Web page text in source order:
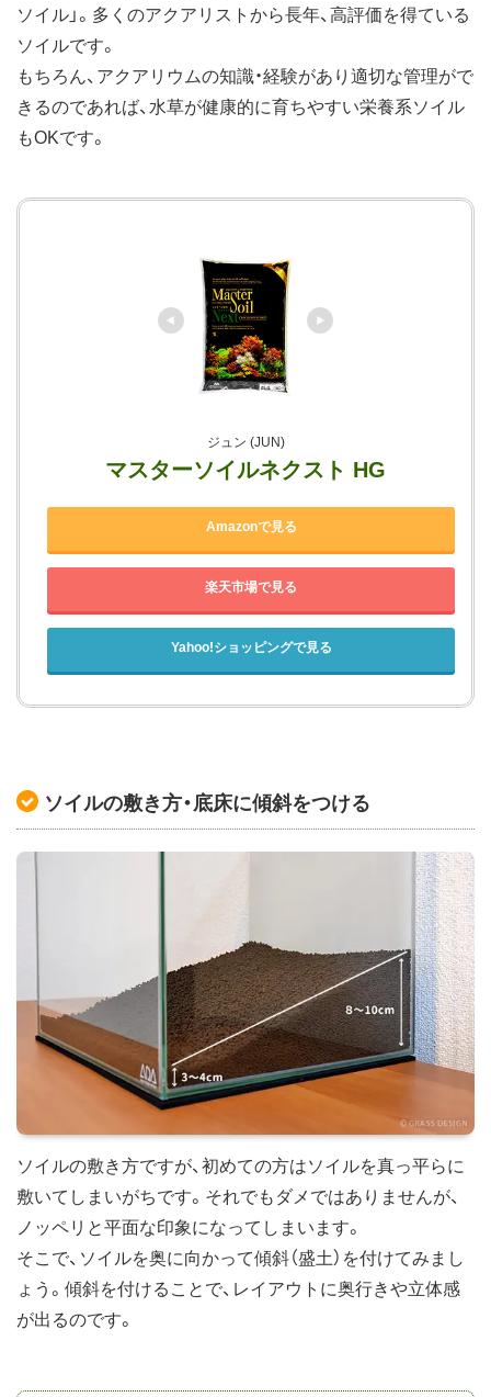
ソイル」。多くのアクアリストから長年、高評価を得ている
ソイルです。
もちろん、アクアリウムの知識・経験があり適切な管理がで
きるのであれば、水草が健康的に育ちやすい栄養系ソイル
もOKです。
ジュン (JUN)
マスターソイルネクスト HG
Amazonで見る
楽天市場で見る
Yahoo!ショッピングで見る
ソイルの敷き方・底床に傾斜をつける
ソイルの敷き方ですが、初めての方はソイルを真っ平らに
敷いてしまいがちです。それでもダメではありませんが、
ノッペリと平面な印象になってしまいます。
そこで、ソイルを奥に向かって傾斜（盛土）を付けてみまし
ょう。傾斜を付けることで、レイアウトに奥行きや立体感
が出るのです。